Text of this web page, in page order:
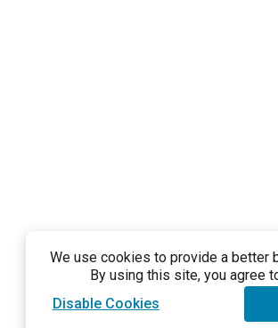
We use cookies to provide a better
By using this site, you agree
Disable Cookies